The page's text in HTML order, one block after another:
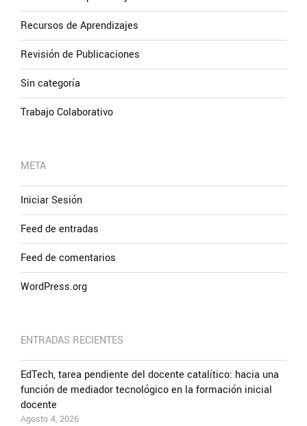
Recursos de Aprendizajes
Revisión de Publicaciones
Sin categoría
Trabajo Colaborativo
META
Iniciar Sesión
Feed de entradas
Feed de comentarios
WordPress.org
ENTRADAS RECIENTES
EdTech, tarea pendiente del docente catalítico: hacia una
función de mediador tecnológico en la formación inicial
docente
Agosto 4, 2026